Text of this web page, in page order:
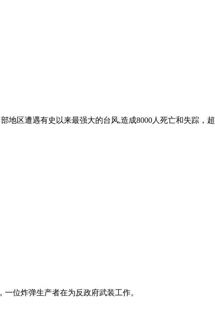
地区遭遇有史以来最强大的台风,造成8000人死亡和失踪
位炸弹生产者在为反政府武装工作。